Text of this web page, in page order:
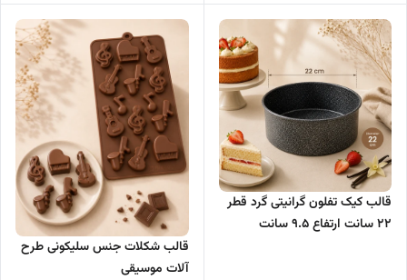
قالب کیک تفلون گرانیتی گرد قطر
22 سانت ارتفاع 9.5 سانت
قالب شکلات جنس سلیکونی طرح
آلات موسیقی